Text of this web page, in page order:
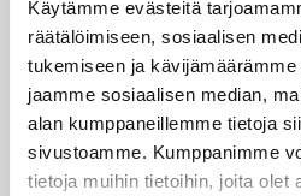
Käytämme evästeitä
räätälöimiseen, sosiaalisen
tukemiseen ja
jaamme sosiaalisen median,
alan kumppaneillemme tietoja
sivustoamme. Kumppanimme
tietoja muihin tietoihin, joita olet
ottelumanuaali
14-vuotiaiden SM-sarjan
Kilpailusäännöt 2020-21